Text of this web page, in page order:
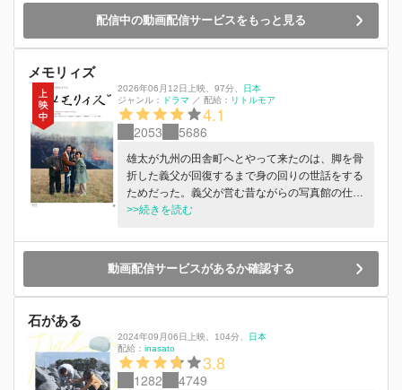
配信中の動画配信サービスをもっと見る
メモリィズ
2026年06月12日上映 97分
日本
ジャンル：
ドラマ ／ 配給： リトルモア
4.1
2053 5686
雄太が九州の⽥舎町へとやって来たのは、脚を⾻
折した義⽗が回復するまで⾝の回りの世話をする
ためだった。義⽗が営む昔ながらの写真館の仕事
を⼿伝いながら、東京にいる妻と娘との間で、ス
こらないが、⽇々の些細な出来事と、その記録と
記憶の連なりに、家族の⼈⽣という⻑い時間の存
在が、静かに、鮮やかに浮かび上がってくる
──。
>>続きを読む
動画配信サービスがあるか確認する
石がある
2024年09月06日上映 104分
日本
配給： inasato
3.8
1282 4749